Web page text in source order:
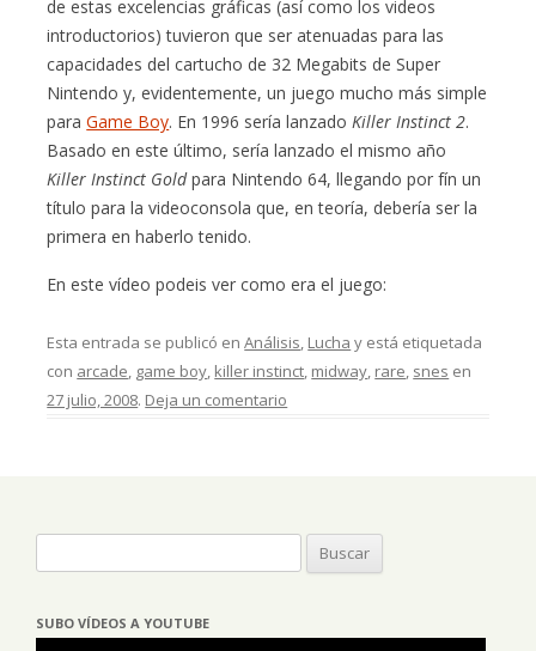
de estas excelencias gráficas (así como los videos
introductorios) tuvieron que ser atenuadas para las
capacidades del cartucho de 32 Megabits de Super
Nintendo y, evidentemente, un juego mucho más simple
paraGame Boy. En 1996 sería lanzadoKiller Instinct 2.
Basado en este último, sería lanzado el mismo año
Killer Instinct Goldpara Nintendo 64, llegando por fín un
título para la videoconsola que, en teoría, debería ser la
primera en haberlo tenido.
En este vídeo podeis ver como era el juego:
Esta entrada se publicó enAnálisis, Lucha y está etiquetada
con arcade, game boy, killer instinct, midway, rare, snes en
27 julio, 2008. Deja un comentario
SUBO VÍDEOS A YOUTUBE